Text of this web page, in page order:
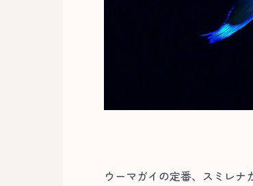
ウーマガイの定番、スミレナ